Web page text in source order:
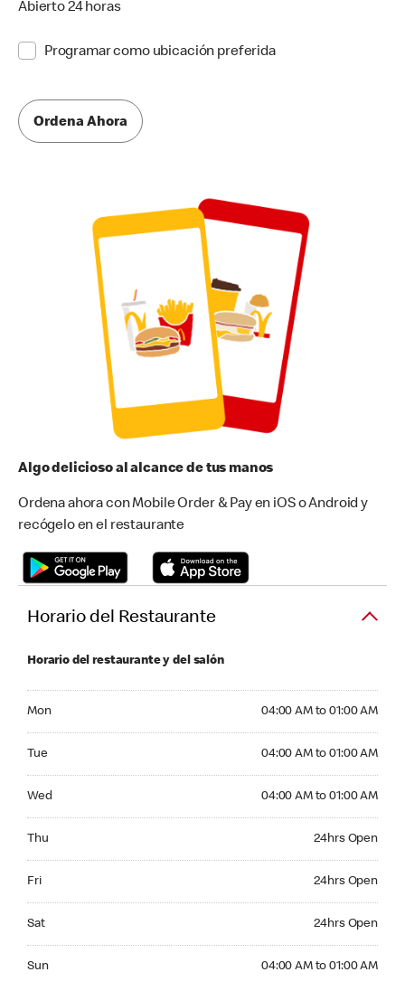
Abierto 24 horas
Programar como ubicación preferida
Ordena Ahora
Algo delicioso al alcance de tus manos
Ordena ahora con Mobile Order & Pay en iOS o Android y
recógelo en el restaurante
Horario del Restaurante
Horario del restaurante y del salón
Mon 04:00 AM to 01:00 AM
Tue 04:00 AM to 01:00 AM
Wed 04:00 AM to 01:00 AM
Thu 24hrs Open
Fri 24hrs Open
Sat 24hrs Open
Sun 04:00 AM to 01:00 AM